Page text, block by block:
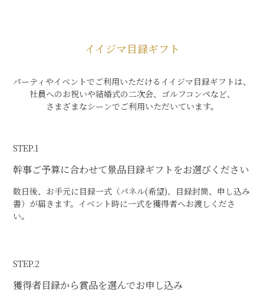
イイジマ目録ギフト
パーティやイベントでご利用いただけるイイジマ目録ギフトは、
社員へのお祝いや結婚式の二次会、ゴルフコンペなど、
さまざまなシーンでご利用いただいています。
STEP.1
幹事ご予算に合わせて景品目録ギフトをお選びください
数日後、お手元に目録一式（パネル(希望)、目録封筒、申し込み
書）が届きます。イベント時に一式を獲得者へお渡しくださ
い。
STEP.2
獲得者目録から賞品を選んでお申し込み